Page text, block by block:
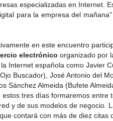
especializadas en Internet.
para la empresa del
en este encuentro
electrónico organizado por
Internet española como Javier
Buscador), José Antonio del
Sánchez Almeida (Bufete
tres días formaremos entre
y de sus modelos de negocio.
contará con más de diez citas